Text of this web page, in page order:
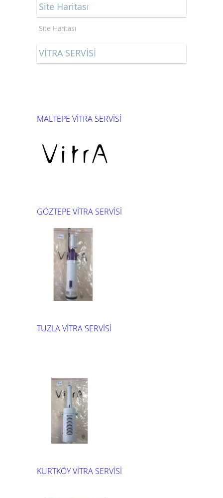
Site Haritası
Site Haritası
VİTRA SERVİSİ
MALTEPE VİTRA SERVİSİ
GÖZTEPE VİTRA SERVİSİ
TUZLA VİTRA SERVİSİ
KURTKÖY VİTRA SERVİSİ